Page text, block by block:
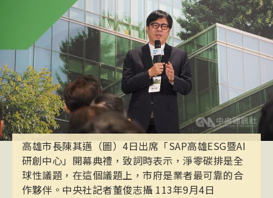
高雄市長陳其邁（圖）4日出席「SAP高雄ESG暨AI
研創中心」開幕典禮，致詞時表示，淨零碳排是全
球性議題，在這個議題上，市府是業者最可靠的合
作夥伴。中央社記者董俊志攝 113年9月4日